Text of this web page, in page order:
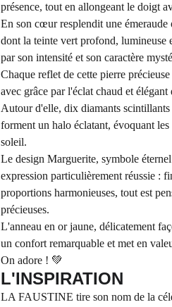
présence, tout en allongeant le doigt
En son cœur resplendit une
dont la teinte vert profond, lumineuse
par son intensité et son caractère
Chaque reflet de cette pierre
avec grâce par l'éclat chaud et élégant
Autour d'elle, dix diamants
forment un halo éclatant, évoquant
soleil.
Le design Marguerite, symbole
expression particulièrement réussie :
proportions harmonieuses, tout est
précieuses.
L'anneau en or jaune, délicatement
un confort remarquable et met en
On adore ! 💚
L'INSPIRATION
LA FAUSTINE tire son nom de la